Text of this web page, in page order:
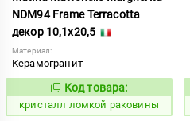
NDM94 Frame Terracotta
декор 10,1x20,5
Материал:
Керамогранит
818578
Код товара:
кристалл ломкой раковины